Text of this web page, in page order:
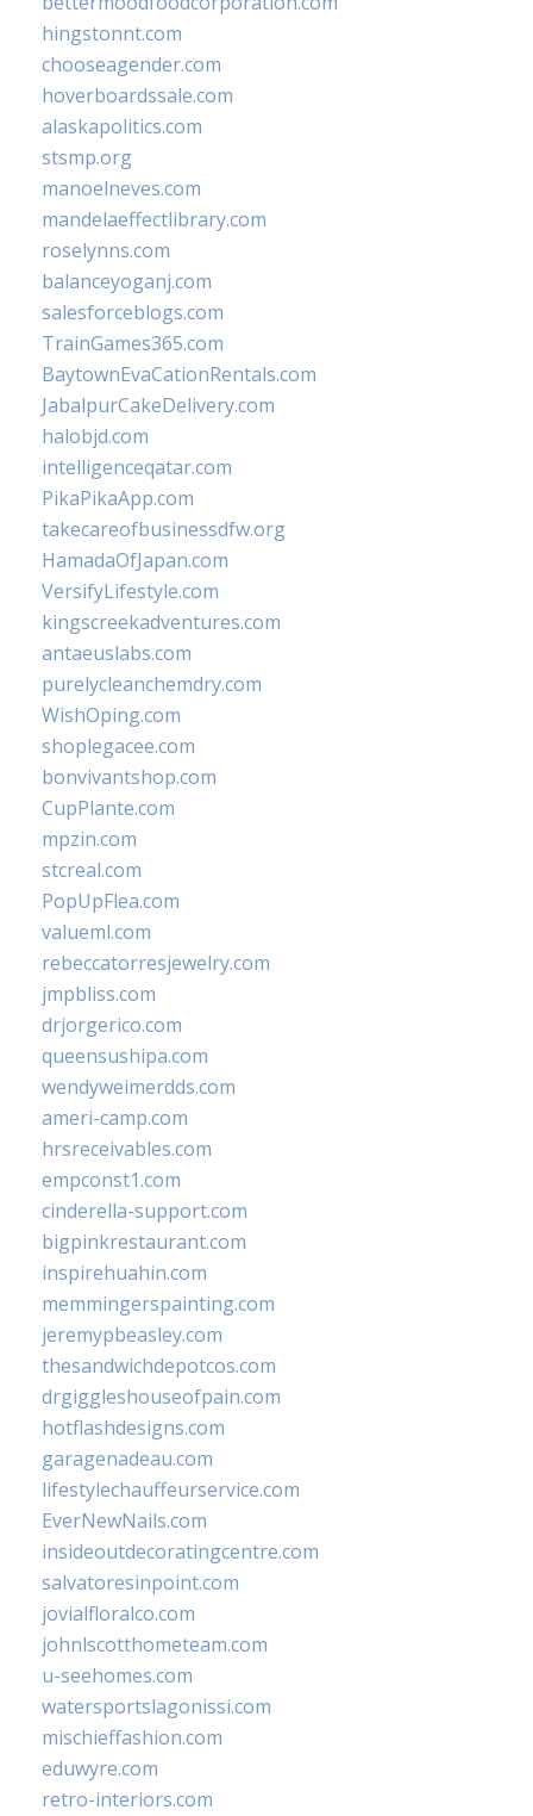
hingstonnt.com
chooseagender.com
hoverboardssale.com
alaskapolitics.com
stsmp.org
manoelneves.com
mandelaeffectlibrary.com
roselynns.com
balanceyoganj.com
salesforceblogs.com
TrainGames365.com
BaytownEvaCationRentals.com
JabalpurCakeDelivery.com
halobjd.com
intelligenceqatar.com
PikaPikaApp.com
takecareofbusinessdfw.org
HamadaOfJapan.com
VersifyLifestyle.com
kingscreekadventures.com
antaeuslabs.com
purelycleanchemdry.com
WishOping.com
shoplegacee.com
bonvivantshop.com
CupPlante.com
mpzin.com
stcreal.com
PopUpFlea.com
valueml.com
rebeccatorresjewelry.com
jmpbliss.com
drjorgerico.com
queensushipa.com
wendyweimerdds.com
ameri-camp.com
hrsreceivables.com
empconst1.com
cinderella-support.com
bigpinkrestaurant.com
inspirehuahin.com
memmingerspainting.com
jeremypbeasley.com
thesandwichdepotcos.com
drgiggleshouseofpain.com
hotflashdesigns.com
garagenadeau.com
lifestylechauffeurservice.com
EverNewNails.com
insideoutdecoratingcentre.com
salvatoresinpoint.com
jovialfloralco.com
johnlscotthometeam.com
u-seehomes.com
watersportslagonissi.com
mischieffashion.com
eduwyre.com
retro-interiors.com